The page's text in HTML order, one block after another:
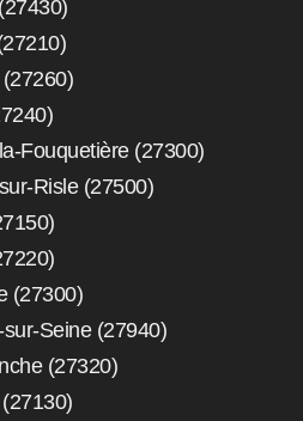
Fouquetière (27300)
Risle (27500)
(27300)
Seine (27940)
(27320)